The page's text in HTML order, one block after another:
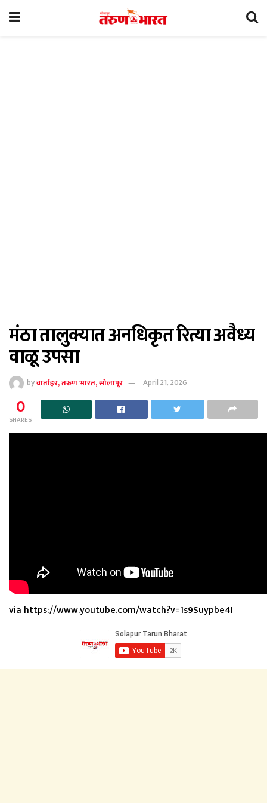
मंठा तालुक्यात अनधिकृत रित्या अवैध्य
वाळू उपसा
byवार्ताहर, तरुण भारत, सोलापूर April 21, 2026
0
SHARES
via https://www.youtube.com/watch?v=1s9Suypbe4I